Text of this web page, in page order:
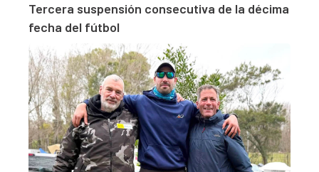
Tercera suspensión consecutiva de la décima
fecha del fútbol